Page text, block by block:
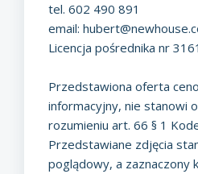
tel. 602 490 891
email:
Licencja pośrednika nr
Przedstawiona oferta
informacyjny, nie stanowi
rozumieniu art. 66 § 1
Przedstawiane zdjęcia
poglądowy, a zaznaczony